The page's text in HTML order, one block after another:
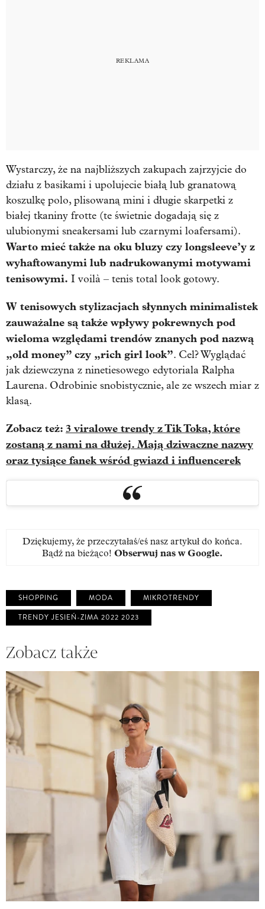
Wystarczy, że na najbliższych zakupach zajrzyjcie do
działu z basikami i upolujecie białą lub granatową
koszulkę polo, plisowaną mini i długie skarpetki z
białej tkaniny frotte (te świetnie dogadają się z
ulubionymi sneakersami lub czarnymi loafersami).
Warto mieć także na oku bluzy czy longsleeve’y z
wyhaftowanymi lub nadrukowanymi motywami
tenisowymi. I voilà – tenis total look gotowy.
W tenisowych stylizacjach słynnych minimalistek
zauważalne są także wpływy pokrewnych pod
wieloma względami trendów znanych pod nazwą
„old money” czy „rich girl look”. Cel? Wyglądać
jak dziewczyna z ninetiesowego edytoriala Ralpha
Laurena. Odrobinie snobistycznie, ale ze wszech miar z
klasą.
Zobacz też: 3 viralowe trendy z Tik Toka, które
zostaną z nami na dłużej. Mają dziwaczne nazwy
oraz tysiące fanek wśród gwiazd i influencerek
Dziękujemy, że przeczytałaś/eś nasz artykuł do końca.
Bądź na bieżąco! Obserwuj nas w Google.
SHOPPING MODA
MIKROTRENDY
TRENDY JESIEŃ-ZIMA 2022 2023
Zobacz także